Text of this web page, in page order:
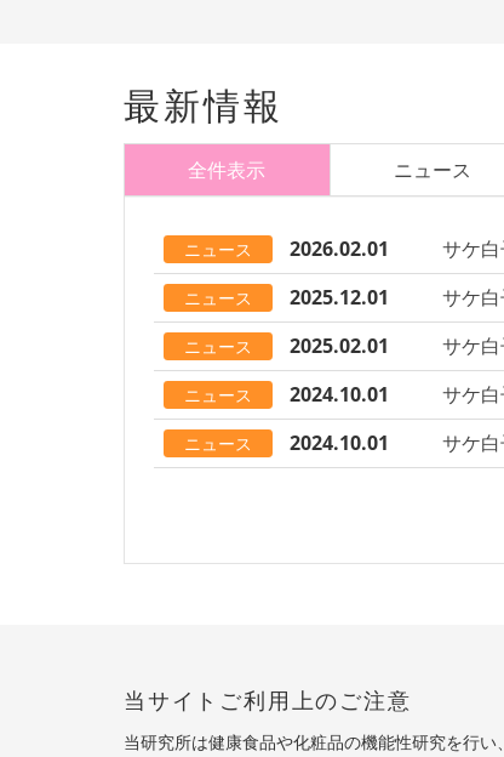
最新情報
全件表示 ニュース
ニュース 2026.02.01 サケ
ニュース 2025.12.01 サケ
ニュース 2025.02.01 サケ
ニュース 2024.10.01 サケ
ニュース 2024.10.01 サケ
当サイトご利用上のご注意
当研究所は健康食品や化粧品の機能性研究を行